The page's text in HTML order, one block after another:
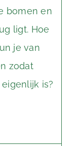
bomen en
ligt. Hoe
je van
zodat
is?